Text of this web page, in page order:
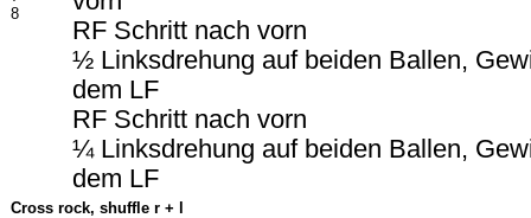
8
RF Schritt nach vorn
½ Linksdrehung auf beiden Ballen,
dem LF
RF Schritt nach vorn
¼ Linksdrehung auf beiden Ballen,
dem LF
Cross rock, shuffle r + l